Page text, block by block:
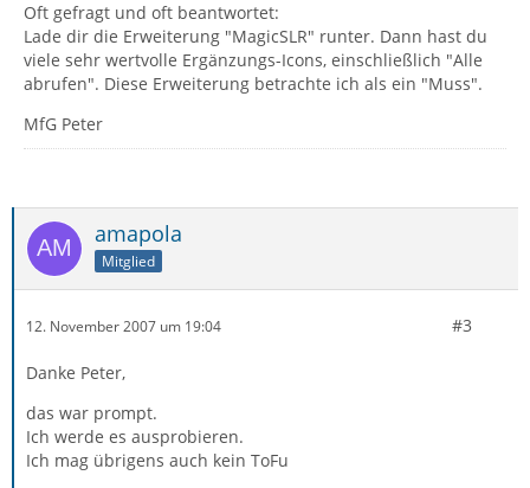
Oft gefragt und oft beantwortet:
Lade dir die Erweiterung "MagicSLR" runter. Dann hast du
viele sehr wertvolle Ergänzungs-Icons, einschließlich "Alle
abrufen". Diese Erweiterung betrachte ich als ein "Muss".
MfG Peter
amapola
Mitglied
12. November 2007 um 19:04 #3
Danke Peter,
das war prompt.
Ich werde es ausprobieren.
Ich mag übrigens auch kein ToFu